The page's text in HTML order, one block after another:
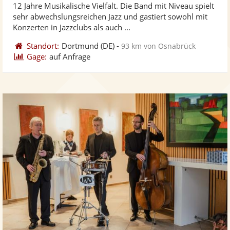
Fotos
12 Jahre Musikalische Vielfalt. Die Band mit Niveau spielt
sehr abwechslungsreichen Jazz und gastiert sowohl mit
Konzerten in Jazzclubs als auch ...
Standort: Dortmund (DE) -93 km von Osnabrück
Gage: auf Anfrage